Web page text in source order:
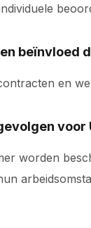
beïnvloed
en
voor
worden